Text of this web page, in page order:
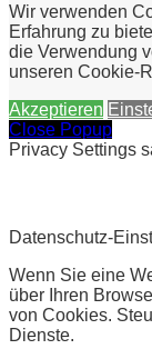
Wir verwenden
Erfahrung zu
die Verwendung
unseren Cookie-
Akzeptieren
Close Popup
Privacy Settings
Datenschutz-
Wenn Sie eine
über Ihren
von Cookies.
Dienste.